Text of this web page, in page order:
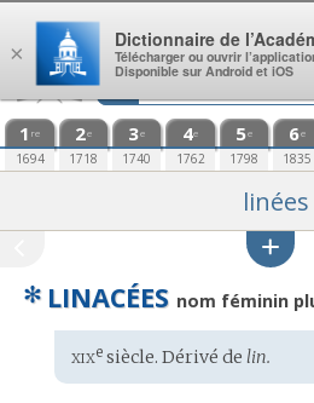
Aller au contenu
1 re
1694
2e
1718
3e
1740
4e
1762
5e
1798
6e
1835
linées
✻ LINACÉES nom féminin
Étymologie
:
xixesiècle. Dérivé de lin.
×
Dictionnaire de
Télécharger ou ouvrir
Disponible sur Android et iOS